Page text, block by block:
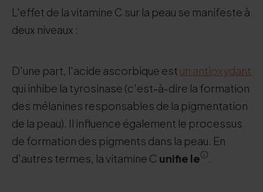
L'effet de la vitamine C sur la peau se manifeste à
deux niveaux :
D'une part, l'acide ascorbique est un antioxydant
qui inhibe la tyrosinase (c'est-à-dire la formation
des mélanines responsables de la pigmentation
de la peau). Il influence également le processus
de formation des pigments dans la peau. En
d'autres termes, la vitamine C unifie le .